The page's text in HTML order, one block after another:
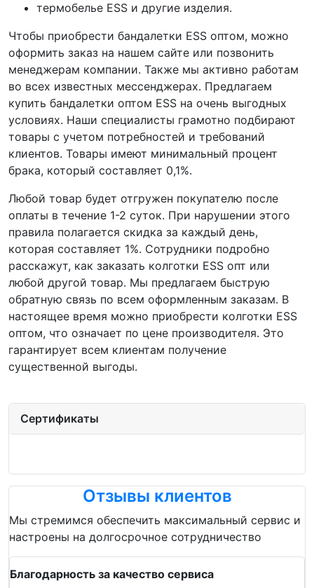
термобелье ESS и другие изделия.
Чтобы приобрести бандалетки ESS оптом, можно
оформить заказ на нашем сайте или позвонить
менеджерам компании. Также мы активно работам
во всех известных мессенджерах. Предлагаем
купить бандалетки оптом ESS на очень выгодных
условиях. Наши специалисты грамотно подбирают
товары с учетом потребностей и требований
клиентов. Товары имеют минимальный процент
брака, который составляет 0,1%.
Любой товар будет отгружен покупателю после
оплаты в течение 1-2 суток. При нарушении этого
правила полагается скидка за каждый день,
которая составляет 1%. Сотрудники подробно
расскажут, как заказать колготки ESS опт или
любой другой товар. Мы предлагаем быструю
обратную связь по всем оформленным заказам. В
настоящее время можно приобрести колготки ESS
оптом, что означает по цене производителя. Это
гарантирует всем клиентам получение
существенной выгоды.
Сертификаты
Отзывы клиентов
Мы стремимся обеспечить максимальный сервис и
настроены на долгосрочное сотрудничество
Благодарность за качество сервиса